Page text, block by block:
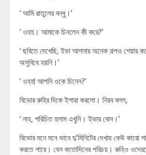
‘ আমি রাতুলের বন্ধু।’
‘ ওহহ। আমাকে চিনলেন কী করে?’
‘ ছবিতে দেখেছি, ইভা আপনার অনেক গল্পও শেয়ার
অসুবিধে হয়নি।’
‘ ওহহ! আপনি ওকে চিনেন?’
বিভোর রুহির দিকে ইশারা করলো। নিরব বলল,
‘ নাহ, পরিচিত হলাম এখুনি। ইভার বোন।’
বিভোর মনে মনে ভাবে দু’মিনিটের দেখায় কেউ কারো
করতে পারে। যেন কতোদিনের পরিচয়। রুহিও